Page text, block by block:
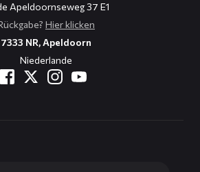
Apeldoornseweg 37 E1
Hier klicken
7333 NR, Apeldoorn
Niederlande